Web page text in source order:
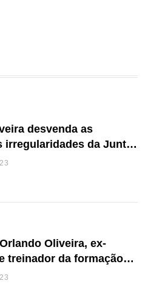
desvenda as
irregularidades da Junta
S. João de Ver
Oliveira, ex-
treinador da formação
do Feirense